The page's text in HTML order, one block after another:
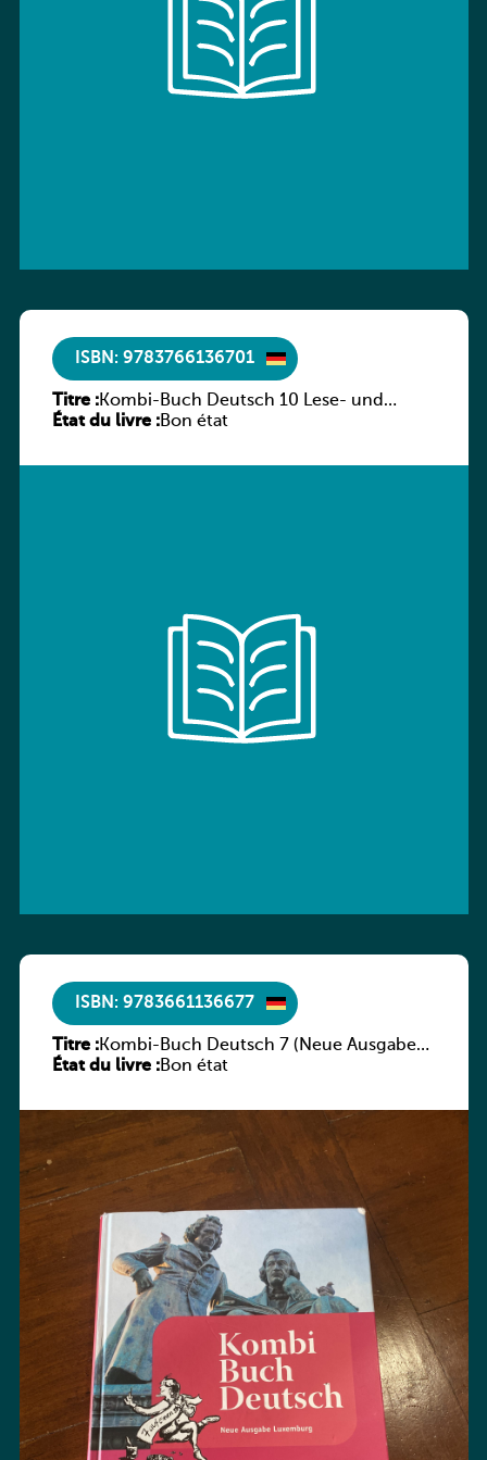
ISBN: 9783766136701
Titre :Kombi-Buch Deutsch 10 Lese- und
Sprachbuch
État du livre :Bon état
ISBN: 9783661136677
Titre :Kombi-Buch Deutsch 7 (Neue Ausgabe
Luxemburg)
État du livre :Bon état